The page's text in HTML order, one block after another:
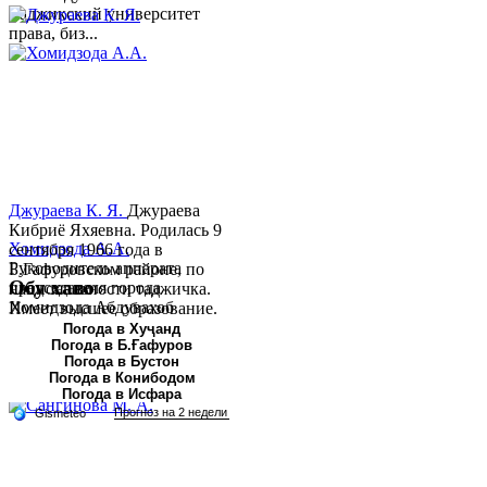
Таджикский университет
права, биз...
Хомидзода А.А.
Руководитель аппарата
председателя города
Хомидзода Абдувахоб
Абдумаджид родился 8
июня 1978 года в городе
Худжанде. По
национальности...
Джураева К. Я. Джураева
Кибриё Яхяевна. Родилась 9
сентября 1966 года в
Б.Гафуровском районе, по
национальности таджичка.
Имеет высшее образование.
В 1997 ...
Обу хаво
Погода в Хуҷанд
Погода в Б.Ғафуров
Погода в Бустон
Погода в Конибодом
Погода в Исфара